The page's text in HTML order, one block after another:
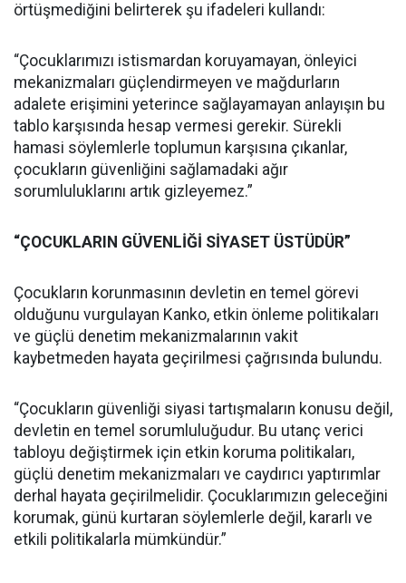
örtüşmediğini belirterek şu ifadeleri kullandı:
“Çocuklarımızı istismardan koruyamayan, önleyici
mekanizmaları güçlendirmeyen ve mağdurların
adalete erişimini yeterince sağlayamayan anlayışın bu
tablo karşısında hesap vermesi gerekir. Sürekli
hamasi söylemlerle toplumun karşısına çıkanlar,
çocukların güvenliğini sağlamadaki ağır
sorumluluklarını artık gizleyemez.”
“ÇOCUKLARIN GÜVENLİĞİ SİYASET ÜSTÜDÜR”
Çocukların korunmasının devletin en temel görevi
olduğunu vurgulayan Kanko, etkin önleme politikaları
ve güçlü denetim mekanizmalarının vakit
kaybetmeden hayata geçirilmesi çağrısında bulundu.
“Çocukların güvenliği siyasi tartışmaların konusu değil,
devletin en temel sorumluluğudur. Bu utanç verici
tabloyu değiştirmek için etkin koruma politikaları,
güçlü denetim mekanizmaları ve caydırıcı yaptırımlar
derhal hayata geçirilmelidir. Çocuklarımızın geleceğini
korumak, günü kurtaran söylemlerle değil, kararlı ve
etkili politikalarla mümkündür.”